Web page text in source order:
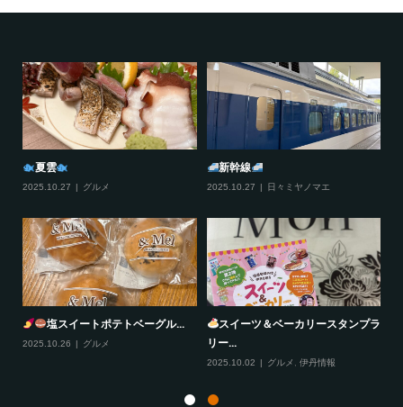
夏雲
2025.10.27 グルメ
新幹線
2025.10.27 日々ミヤノマエ
塩スイートポテトベーグル...
2025.10.26 グルメ
スイーツ＆ベーカリースタンプラ
リー...
2025.10.02 グルメ 伊丹情報